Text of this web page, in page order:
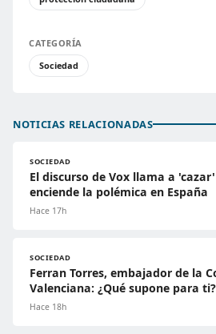
CATEGORÍA
Sociedad
NOTICIAS RELACIONADAS
SOCIEDAD
El discurso de Vox llama a
enciende la polémica en España
Hace 17h
SOCIEDAD
Ferran Torres, embajador de la
Valenciana: ¿Qué supone para ti?
Hace 18h